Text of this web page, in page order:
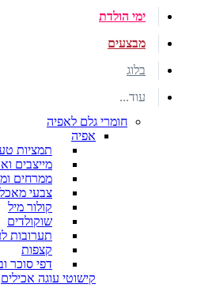
ימי הולדת
מבצעים
בלוג
עוד...
חומרי גלם לאפיה
אפיה
תמציות
מייצבים
ממרחים
צבעי מאכל
קולור מיל
שוקולדים
תערובות
קצפות
דפי סוכר
קישוטי עוגה אכילים